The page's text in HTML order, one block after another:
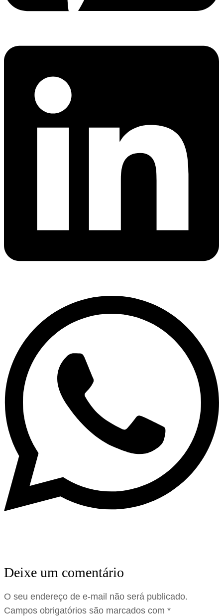
Deixe um comentário
O seu endereço de e-mail não será publicado.
Campos obrigatórios são marcados com *